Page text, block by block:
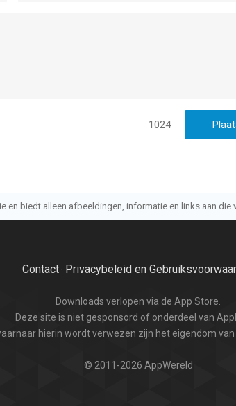
1024
biedt alleen afbeeldingen, informatie en links aan die
Contact· Privacybeleid en
Downloads verlopen via de App Store.
Deze site is niet gesponsord of onderdeel van
hierin wordt verwezen zijn het eigendom
© 2011-2026 AppWereld